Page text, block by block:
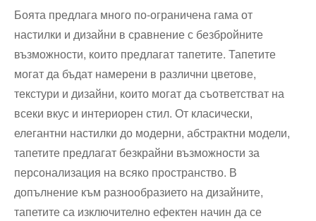
Боята предлага много по-ограничена гама от
настилки и дизайни в сравнение с безбройните
възможности, които предлагат тапетите. Тапетите
могат да бъдат намерени в различни цветове,
текстури и дизайни, които могат да съответстват на
всеки вкус и интериорен стил. От класически,
елегантни настилки до модерни, абстрактни модели,
тапетите предлагат безкрайни възможности за
персонализация на всяко пространство. В
допълнение към разнообразието на дизайните,
тапетите са изключително ефектен начин да се